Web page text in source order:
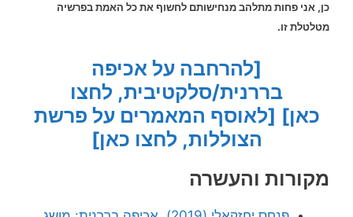
כן, אני פחות מתלהב מנחישותם לחשוף את כל האמת בפרשיה
מטלטלת זו.
[להרחבה על אכיפה
בררנית/סלקטיבית, לחצו
כאן] [לאוסף המאמרים על פרשת
הצוללות, לחצו כאן]
מקורות והעשרה